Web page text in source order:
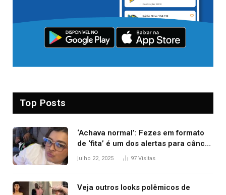
Top Posts
‘Achava normal’: Fezes em formato
de ‘fita’ é um dos alertas para câncer
colorretal; relembre fala de Preta Gil
julho 22, 2025 97 Visitas
Veja outros looks polêmicos de